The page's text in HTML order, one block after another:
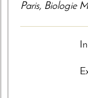
Paris, Biologie